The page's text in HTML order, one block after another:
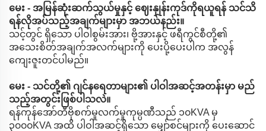
မေး - အမြန်ဆုံးဆက်သွယ်မှုနှင့် ဈေးနှုန်းကုဒ်ကိုရယူရန် သင်သိ
ရန်လိုအပ်သည့်အချက်များမှာ အဘယ်နည်း။
သင့်တွင် ရှိသော ပါဝါစွမ်းအား၊ ဗို့အားနှင့် ဖရီကွင်စီတို့၏
အသေးစိတ်အချက်အလက်များကို ပေးပို့ပေးပါက အလွန်
ကျေးဇူးတင်ပါမည်။
မေး - သင်တို့၏ ဂျင်နရေတာများ၏ ပါဝါအဆင့်အတန်းမှာ မည်
သည့်အတွင်းဖြစ်ပါသလဲ။
ရန်ကုန်အော်တီဗိုစက်မှုလက်မှုကုမ္ပဏီသည် ၁၀KVA မှ
၃၀၀၀KVA အထိ ပါဝါအဆင့်ရှိသော မျှော်စင်များကို ပေးဆောင်